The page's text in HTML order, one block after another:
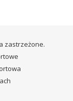
zastrzeżone.